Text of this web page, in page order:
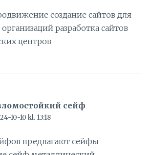
создание сайтов для
разработка сайтов
центров
сейф
10-10 kl. 13:18
предлагают сейфы